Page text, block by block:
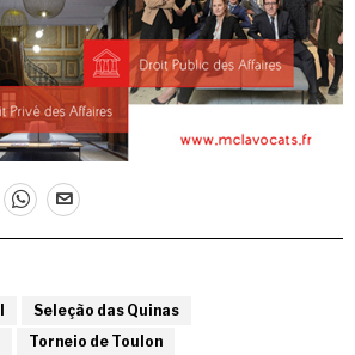
Seleção das Quinas
Torneio de Toulon